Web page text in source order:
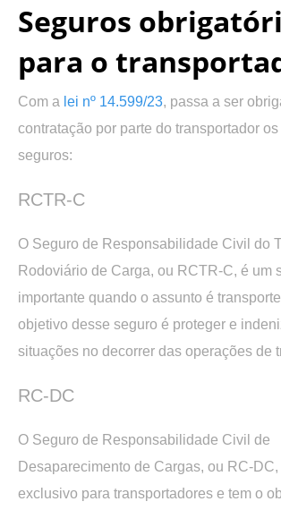
Seguros
para o
Com a lei nº 14.599/23, passa a ser
contratação por parte do transportador
seguros:
RCTR-C
O Seguro de Responsabilidade Civil do
Rodoviário de Carga, ou RCTR-C, é um
importante quando o assunto é
objetivo desse seguro é proteger e
situações no decorrer das operações de
RC-DC
O Seguro de Responsabilidade Civil de
Desaparecimento de Cargas, ou RC-
exclusivo para transportadores e tem o